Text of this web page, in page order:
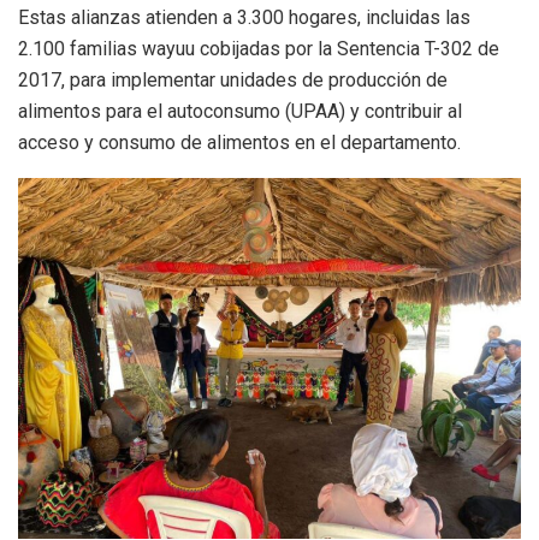
Estas alianzas atienden a 3.300 hogares, incluidas las
2.100 familias wayuu cobijadas por la Sentencia T-302 de
2017, para implementar unidades de producción de
alimentos para el autoconsumo (UPAA) y contribuir al
acceso y consumo de alimentos en el departamento.